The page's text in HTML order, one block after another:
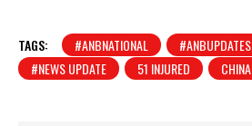
TAGS: #ANBNATIONAL #ANBUPDATES
#NEWS UPDATE
51 INJURED CHINA